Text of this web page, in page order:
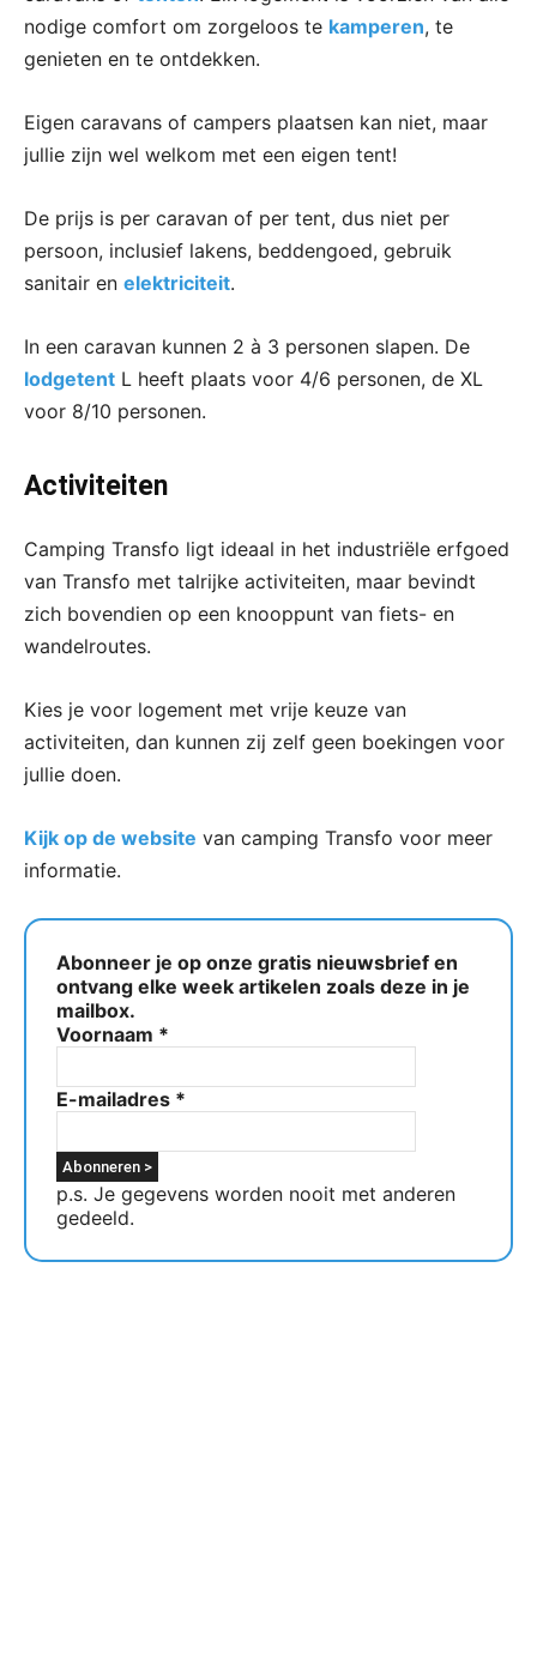
nodige comfort om zorgeloos te kamperen, te
genieten en te ontdekken.
​Eigen caravans of campers plaatsen kan niet, maar
jullie zijn wel welkom met een eigen tent!​
De prijs is per caravan of per tent, dus niet per
persoon, inclusief lakens, beddengoed, gebruik
sanitair en elektriciteit.
In een caravan kunnen 2 à 3 personen slapen. De
lodgetent L heeft plaats voor 4/6 personen, de XL
voor 8/10 personen.
Activiteiten
Camping Transfo ligt ideaal in het industriële erfgoed
van Transfo met talrijke activiteiten, maar bevindt
zich bovendien op een knooppunt van fiets- en
wandelroutes.
​Kies je voor logement met vrije keuze van
activiteiten, dan kunnen zij zelf geen boekingen voor
jullie doen.
Kijk op de website van camping Transfo voor meer
informatie.
Abonneer je op onze gratis nieuwsbrief en
ontvang elke week artikelen zoals deze in je
mailbox.
Voornaam *
E-mailadres *
p.s. Je gegevens worden nooit met anderen
gedeeld.